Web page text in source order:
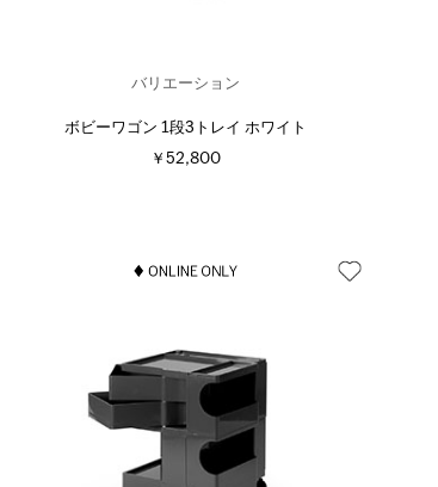
バリエーション
ボビーワゴン 1段3トレイ ホワイト
￥52,800